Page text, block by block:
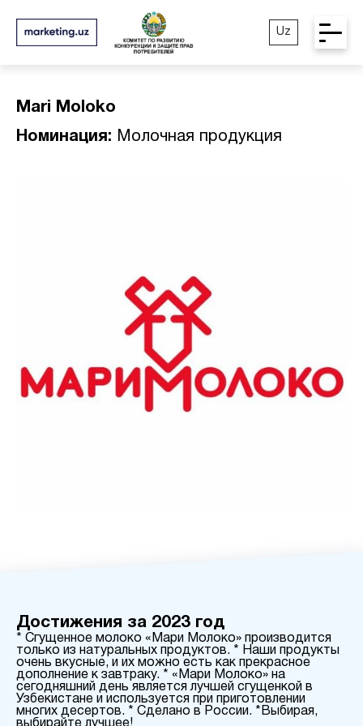
Uz
Mari Moloko
Номинация: Молочная продукция
Достижения за 2023 год
* Сгущенное молоко «Мари Молоко» производится
только из натуральных продуктов. * Наши продукты
очень вкусные, и их можно есть как прекрасное
дополнение к завтраку. * «Мари Молоко» на
сегодняшний день является лучшей сгущенкой в
Узбекистане и используется при приготовлении
многих десертов. * Сделано в России. *Выбирая,
выбирайте лучшее!